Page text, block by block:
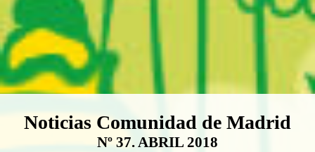
Boletín Noticias Comunidad de
Noticias Comunidad de Madrid
Nº 37. ABRIL 2018